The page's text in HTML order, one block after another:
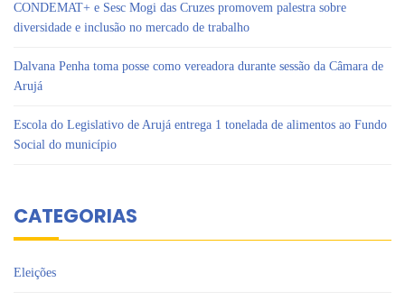
CONDEMAT+ e Sesc Mogi das Cruzes promovem palestra sobre
diversidade e inclusão no mercado de trabalho
Dalvana Penha toma posse como vereadora durante sessão da Câmara de
Arujá
Escola do Legislativo de Arujá entrega 1 tonelada de alimentos ao Fundo
Social do município
CATEGORIAS
Eleições